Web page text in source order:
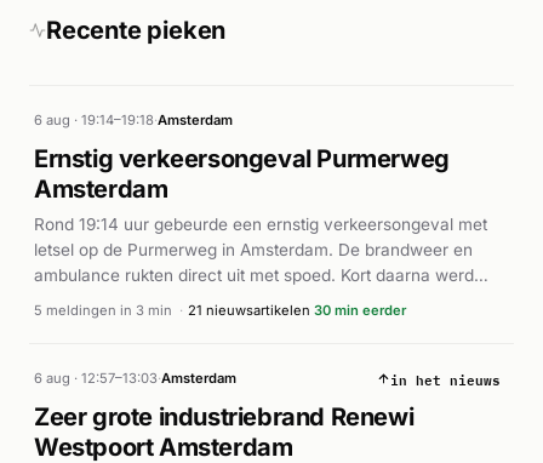
Recente pieken
6 aug · 19:14–19:18·Amsterdam
Ernstig verkeersongeval Purmerweg
Amsterdam
Rond 19:14 uur gebeurde een ernstig verkeersongeval met
letsel op de Purmerweg in Amsterdam. De brandweer en
ambulance rukten direct uit met spoed. Kort daarna werd
duidelijk dat reanimatie nodig was; de traumahelikopter werd
een voetganger ernstig gewond en is deze met spoed naar
het ziekenhuis vervoerd.
5 meldingen in 3 min · 21 nieuwsartikelen 30 min eerder
6 aug · 12:57–13:03·Amsterdam in het nieuws
Zeer grote industriebrand Renewi
Westpoort Amsterdam